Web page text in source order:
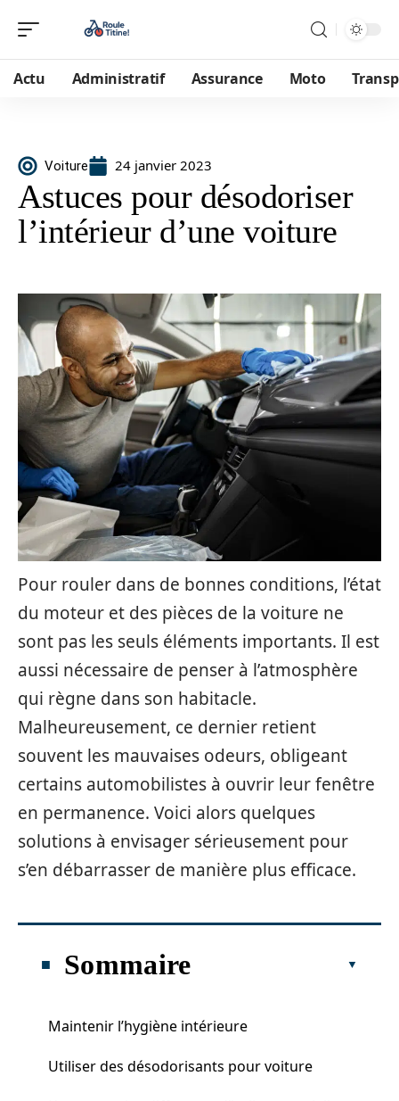
Actu Administratif Assurance Moto
Voiture 24 janvier 2023
Astuces pour désodoriser
l’intérieur d’une voiture
Pour rouler dans de bonnes conditions, l’état
du moteur et des pièces de la voiture ne
sont pas les seuls éléments importants. Il est
aussi nécessaire de penser à l’atmosphère
qui règne dans son habitacle.
Malheureusement, ce dernier retient
souvent les mauvaises odeurs, obligeant
certains automobilistes à ouvrir leur fenêtre
en permanence. Voici alors quelques
solutions à envisager sérieusement pour
s’en débarrasser de manière plus efficace.
Sommaire
Maintenir l’hygiène intérieure
Utiliser des désodorisants pour voiture